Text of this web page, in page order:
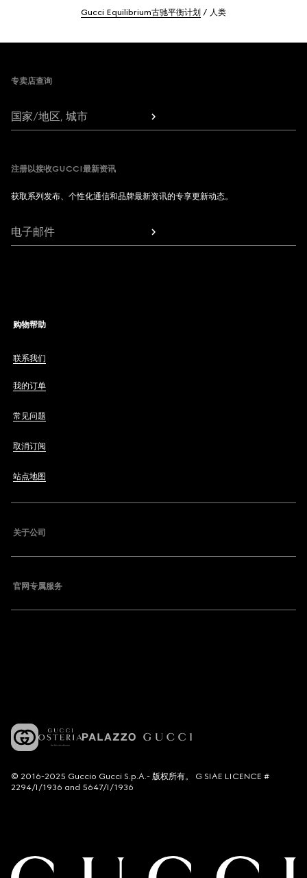
Gucci Equilibrium古驰平衡计划 人类
专卖店查询
国家/地区, 城市
注册以接收GUCCI最新资讯
获取系列发布、个性化通信和品牌最新资讯的专享更新动态。
电子邮件
购物帮助
联系我们
我的订单
常见问题
取消订阅
站点地图
关于公司
官网专属服务
© 2016-2025 Guccio Gucci S.p.A.- 版权所有。 G SIAE LICENCE #
2294/I/1936 and 5647/I/1936